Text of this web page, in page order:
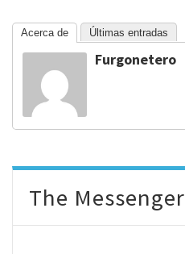
Acerca de Últimas entradas
Furgonetero
The Messenger